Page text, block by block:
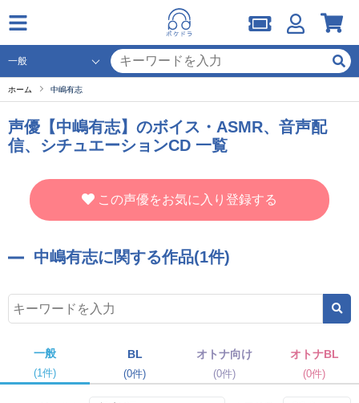
ホーム 中嶋有志
声優【中嶋有志】のボイス・ASMR、音声配
信、シチュエーションCD 一覧
この声優をお気に入り登録する
中嶋有志に関する作品(1件)
一般
(1件)
BL
(0件)
オトナ向け
(0件)
オトナBL
(0件)